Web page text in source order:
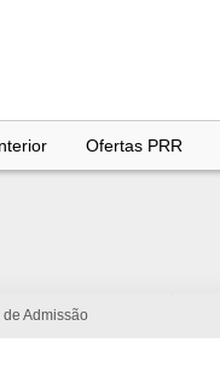
Ofertas PRR
Admissão